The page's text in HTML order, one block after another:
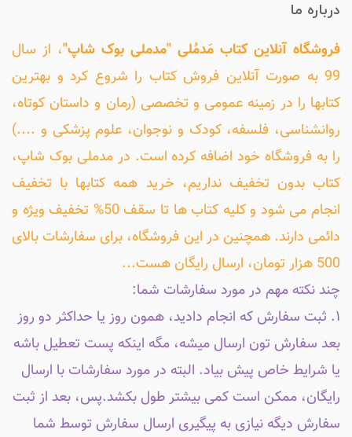
درباره ما
فروشگاه آنلاین کتاب مَدمُلی "مدملی بوک شاپ"، از سال
99 به صورت آنلاین فروش کتاب را شروع کرد و بهترین
کتابها را در زمینه عمومی و تخصصی (رمان و داستان کوتاه،
روانشناسی، فلسفه، کودک و نوجوان، علوم پزشکی و ....)
را به فروشگاه خود اضافه کرده است. در مدملی بوک شاپ،
کتاب بدون تخفیف نداریم، خرید همه کتابها با تخفیف
انجام می شود و کلیه کتاب ها تا سقف 50% تخفیف ویژه و
دائمی دارند. همچنین در این فروشگاه، برای سفارشات بالای
500 هزار تومان، ارسال رایگان هست...
چند نکته مهم در مورد سفارشات شما:
۱. ثبت سفارش که انجام دادید، همون روز یا حداکثر دو روز
بعد سفارش تون ارسال میشه، مگه اینکه پست تعطیل باشه
یا شرایط خاص پیش بیاد. البته در مورد سفارشات با ارسال
رایگان، ممکن است کمی بیشتر طول بکشد.پس، بعد از ثبت
سفارش دیگه نیازی به پیگیری ارسال سفارش توسط شما